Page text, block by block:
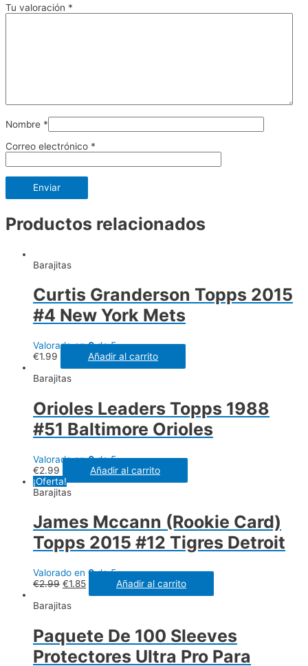
Tu valoración *
Nombre *
Correo electrónico *
Productos relacionados
Barajitas
Curtis Granderson Topps 2015
#4 New York Mets
Valorado en0de 5
€1.99
Añadir al carrito
Barajitas
Orioles Leaders Topps 1988
#51 Baltimore Orioles
Valorado en0de 5
€2.99
Añadir al carrito
¡Oferta!
Barajitas
James Mccann (Rookie Card)
Topps 2015 #12 Tigres Detroit
Valorado en 0de 5
€2.99 €1.85
Añadir al carrito
Barajitas
Paquete De 100 Sleeves
Protectores Ultra Pro Para